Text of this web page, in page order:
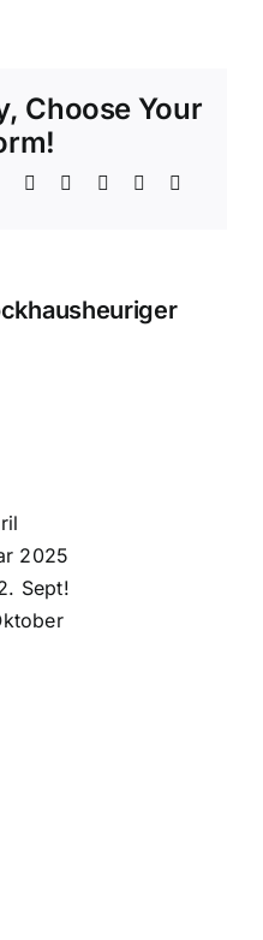
&
wieder
Choose Your
WhatsAppTelegram
TumblrPinterest
Xing